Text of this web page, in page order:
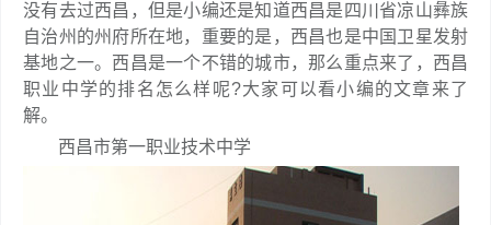
没有去过西昌，但是小编还是知道西昌是四川省凉山彝族
自治州的州府所在地，重要的是，西昌也是中国卫星发射
基地之一。西昌是一个不错的城市，那么重点来了，西昌
职业中学的排名怎么样呢?大家可以看小编的文章来了
解。
西昌市第一职业技术中学